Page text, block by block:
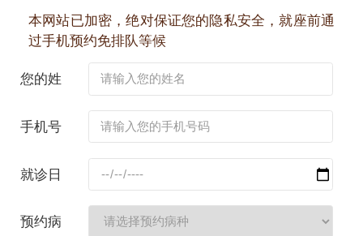
本网站已加密，绝对保证您的隐私安全，就座前通
过手机预约免排队等候
您的姓
手机号
就诊日
预约病